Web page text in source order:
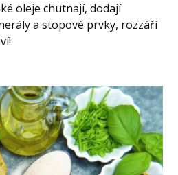
oleje chutnají, dodají
a stopové prvky, rozzáří